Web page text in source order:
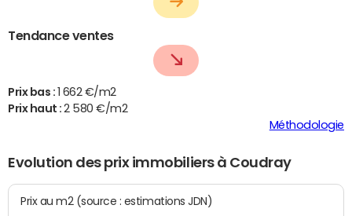
Tendance ventes
Prix bas :
1 662 €/m2
Prix haut :2 580 €/m2
Méthodologie
Evolution des prix immobiliers à Coudray
Prix au m2 (source : estimations JDN)